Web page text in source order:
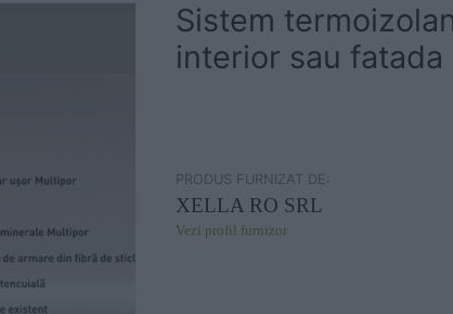
Sistem
interior sau
PRODUS FURNIZAT DE:
XELLA RO SRL
Vezi profil furnizor